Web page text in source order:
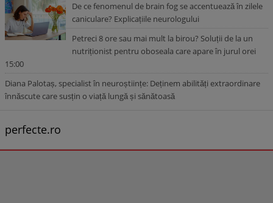
De ce fenomenul de brain fog se accentuează în zilele
caniculare? Explicațiile neurologului
Petreci 8 ore sau mai mult la birou? Soluții de la un
nutriționist pentru oboseala care apare în jurul orei
15:00
Diana Palotaș, specialist în neuroștiințe: Deținem abilități extraordinare
înnăscute care susțin o viață lungă și sănătoasă
perfecte.ro